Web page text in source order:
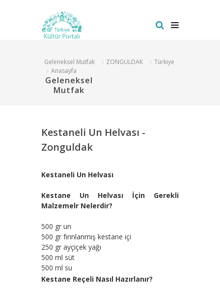
Geleneksel Mutfak ZONGULDAK
Türkiye
Anasayfa
Geleneksel
Mutfak
Kestaneli Un Helvası -
Zonguldak
Kestaneli Un Helvası
Kestane Un Helvası İçin Gerekli
Malzemelr Nelerdir?
500 gr un
500 gr fırınlanmış kestane içi
250 gr ayçiçek yağı
500 ml süt
500 ml su
Kestane Reçeli Nasıl Hazırlanır?